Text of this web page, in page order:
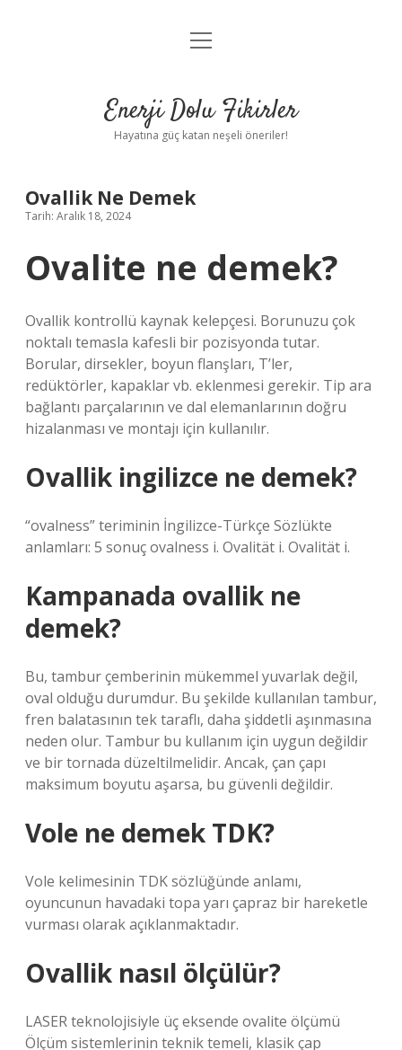
Anasayfa
Yasal Uyarı
menüyü
Enerji Dolu Fikirler
Hayatına güç katan neşeli öneriler!
Ovallik Ne Demek
Tarih: Aralık 18, 2024
Ovalite ne demek?
Ovallik kontrollü kaynak kelepçesi. Borunuzu çok
noktalı temasla kafesli bir pozisyonda tutar.
Borular, dirsekler, boyun flanşları, T’ler,
redüktörler, kapaklar vb. eklenmesi gerekir. Tip ara
bağlantı parçalarının ve dal elemanlarının doğru
hizalanması ve montajı için kullanılır.
Ovallik ingilizce ne demek?
“ovalness” teriminin İngilizce-Türkçe Sözlükte
anlamları: 5 sonuç ovalness i. Ovalität i. Ovalität i.
Kampanada ovallik ne
demek?
Bu, tambur çemberinin mükemmel yuvarlak değil,
oval olduğu durumdur. Bu şekilde kullanılan tambur,
fren balatasının tek taraflı, daha şiddetli aşınmasına
neden olur. Tambur bu kullanım için uygun değildir
ve bir tornada düzeltilmelidir. Ancak, çan çapı
maksimum boyutu aşarsa, bu güvenli değildir.
Vole ne demek TDK?
Vole kelimesinin TDK sözlüğünde anlamı,
oyuncunun havadaki topa yarı çapraz bir hareketle
vurması olarak açıklanmaktadır.
Ovallik nasıl ölçülür?
LASER teknolojisiyle üç eksende ovalite ölçümü
Ölçüm sistemlerinin teknik temeli, klasik çap